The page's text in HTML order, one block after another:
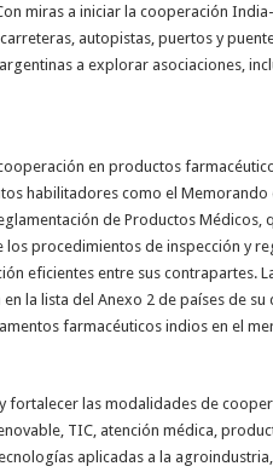
miras a iniciar la cooperación
autopistas, puertos y
a explorar asociaciones,
en productos
habilitadores como el Memorando
de Productos Médicos,
procedimientos de inspección y
eficientes entre sus contrapartes.
la lista del Anexo 2 de países de
farmacéuticos indios en el
fortalecer las modalidades de
TIC, atención médica,
aplicadas a la